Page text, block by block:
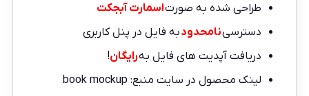
طراحی شده به صورتاسمارت آبجکت
دسترسینامحدودبه فایل در پنل کاربری
دریافت آپدیت های فایل بهرایگان!
لینک محصول در سایت منبع: book mockup